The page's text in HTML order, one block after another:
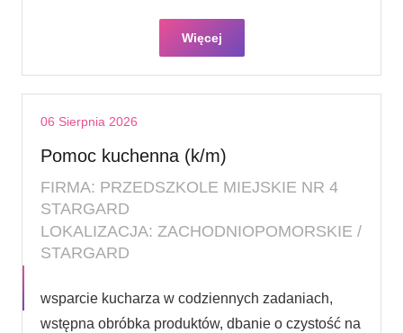
Więcej
06 Sierpnia 2026
Pomoc kuchenna (k/m)
FIRMA: PRZEDSZKOLE MIEJSKIE NR 4
STARGARD
LOKALIZACJA: ZACHODNIOPOMORSKIE /
STARGARD
wsparcie kucharza w codziennych zadaniach,
wstępna obróbka produktów, dbanie o czystość na